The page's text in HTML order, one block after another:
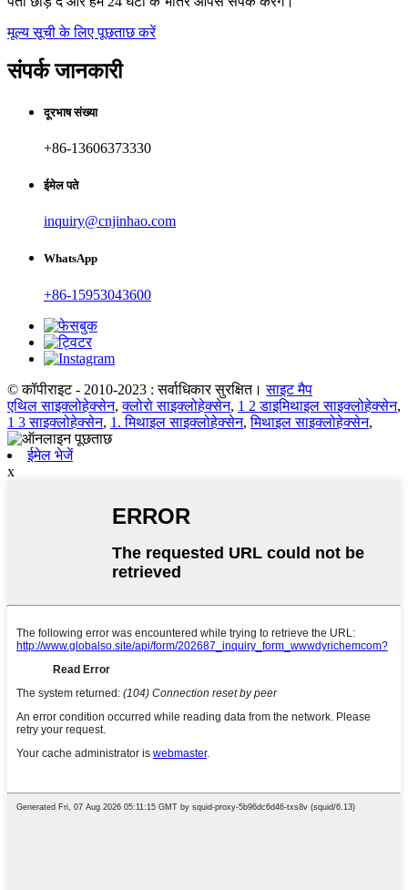
मूल्य सूची के लिए पूछताछ करें
संपर्क जानकारी
दूरभाष संख्या
+86-13606373330
ईमेल पते
inquiry@cnjinhao.com
WhatsApp
+86-15953043600
© कॉपीराइट - 2010-2023 : सर्वाधिकार सुरक्षित। साइट मैप
एथिल साइक्लोहेक्सेन,क्लोरो साइक्लोहेक्सेन, 1 2 डाइमिथाइल साइक्लोहेक्सेन,
1 3 साइक्लोहेक्सेन, 1. मिथाइल साइक्लोहेक्सेन,मिथाइल साइक्लोहेक्सेन,
ईमेल भेजें
x